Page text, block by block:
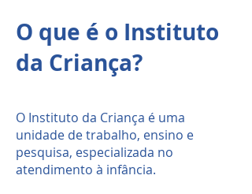
O que é o Instituto
da Criança?
O Instituto da Criança é uma
unidade de trabalho, ensino e
pesquisa, especializada no
atendimento à infância.